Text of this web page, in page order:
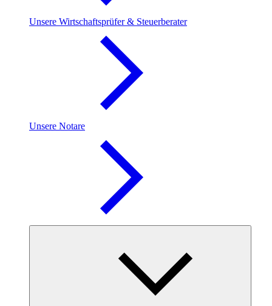
Unsere Wirtschaftsprüfer & Steuerberater
Unsere Notare